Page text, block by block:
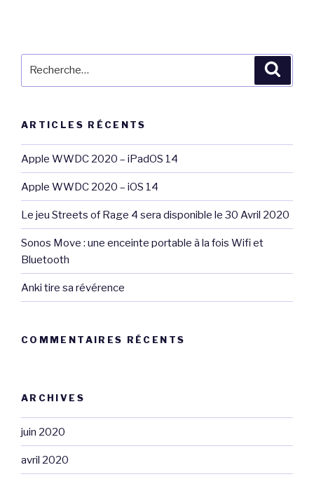
ARTICLES RÉCENTS
Apple WWDC 2020 – iPadOS 14
Apple WWDC 2020 – iOS 14
Le jeu Streets of Rage 4 sera disponible le 30 Avril 2020
Sonos Move : une enceinte portable à la fois Wifi et
Bluetooth
Anki tire sa révérence
COMMENTAIRES RÉCENTS
ARCHIVES
juin 2020
avril 2020